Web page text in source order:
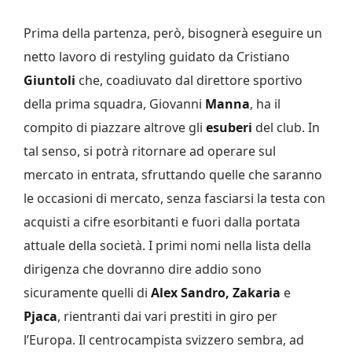
Prima della partenza, però, bisognerà eseguire un
netto lavoro di restyling guidato da Cristiano
Giuntoli che, coadiuvato dal direttore sportivo
della prima squadra, Giovanni Manna, ha il
compito di piazzare altrove gli esuberi del club. In
tal senso, si potrà ritornare ad operare sul
mercato in entrata, sfruttando quelle che saranno
le occasioni di mercato, senza fasciarsi la testa con
acquisti a cifre esorbitanti e fuori dalla portata
attuale della società. I primi nomi nella lista della
dirigenza che dovranno dire addio sono
sicuramente quelli di Alex Sandro, Zakaria e
Pjaca, rientranti dai vari prestiti in giro per
l’Europa. Il centrocampista svizzero sembra, ad